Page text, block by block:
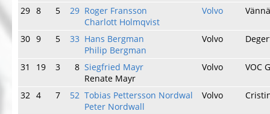
29 8 5 29 Roger Fransson
Charlott Holmqvist
Volvo
30 9 5 33 Hans Bergman
Philip Bergman
Volvo
31 19 3 8 Siegfried Mayr
Renate Mayr
Volvo VOC
32 4 7 52 Tobias Pettersson Nordwal
Peter Nordwall
Volvo